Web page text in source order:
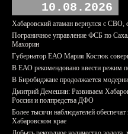
10.08.2026
Хабаровский атаман вернулся с СВО,
Пограничное управление ФСБ по
Махорин
Губернатор ЕАО Мария Костюк
В ЕАО рекомендовано ввести режим
В Биробиджане продолжается
Дмитрий Демешин: Развиваем
России и полпредства ДФО
Более тысячи наблюдателей
Хабаровском крае